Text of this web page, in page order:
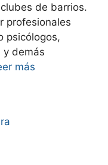
de barrios.
profesionales
psicólogos,
y demás
más